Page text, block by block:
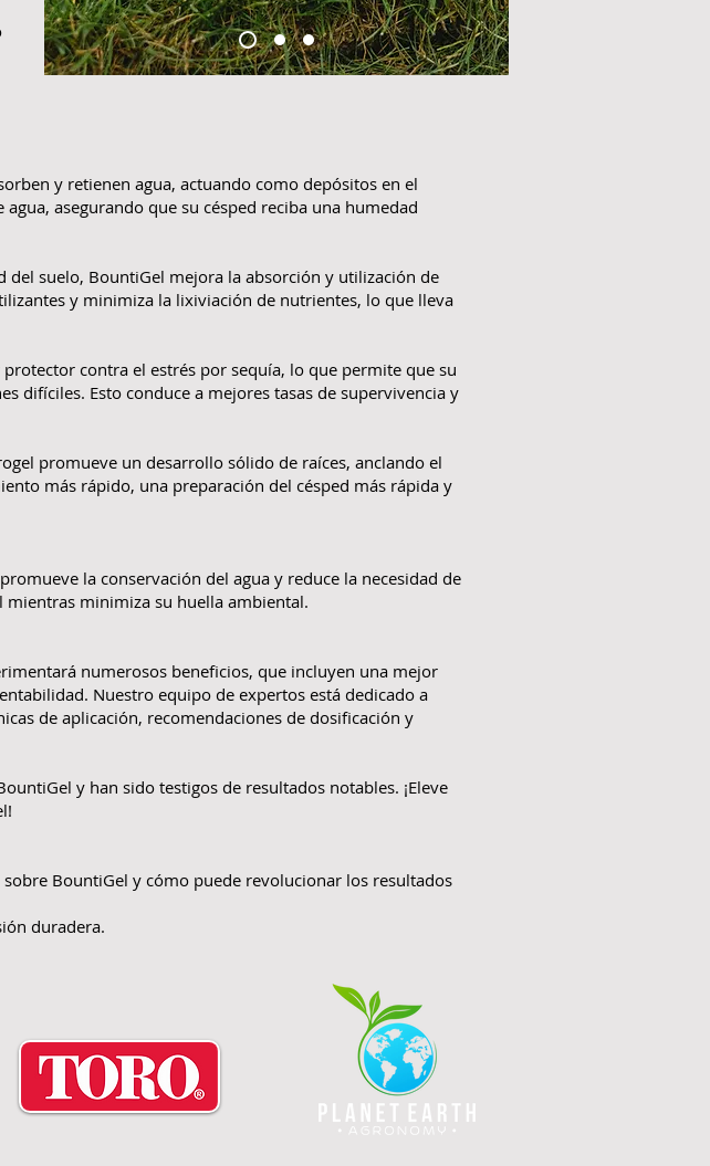
y retienen agua, actuando como depósitos en el
asegurando que su césped reciba una humedad
suelo, BountiGel mejora la absorción y utilización de
y minimiza la lixiviación de nutrientes, lo que lleva
contra el estrés por sequía, lo que permite que su
difíciles. Esto conduce a mejores tasas de supervivencia y
promueve un desarrollo sólido de raíces, anclando el
más rápido, una preparación del césped más rápida y
la conservación del agua y reduce la necesidad de
mientras minimiza su huella ambiental.
numerosos beneficios, que incluyen una mejor
Nuestro equipo de expertos está dedicado a
de aplicación, recomendaciones de dosificación y
y han sido testigos de resultados notables. ¡Eleve
BountiGel y cómo puede revolucionar los resultados
duradera.